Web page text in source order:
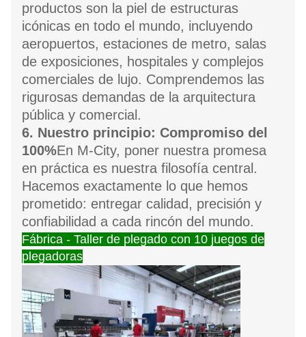
productos son la piel de estructuras
icónicas en todo el mundo, incluyendo
aeropuertos, estaciones de metro, salas
de exposiciones, hospitales y complejos
comerciales de lujo. Comprendemos las
rigurosas demandas de la arquitectura
pública y comercial.
6. Nuestro principio: Compromiso del
100%En M-City, poner nuestra promesa
en práctica es nuestra filosofía central.
Hacemos exactamente lo que hemos
prometido: entregar calidad, precisión y
confiabilidad a cada rincón del mundo.
Fábrica - Taller de plegado con 10 juegos de
plegadoras